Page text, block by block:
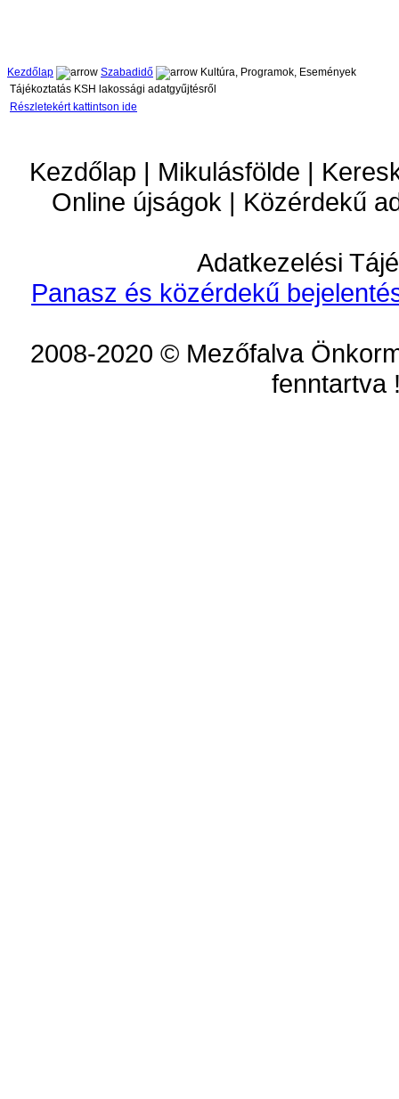
Kezdőlap Szabadidő
Kultúra, Programok, Események
Tájékoztatás KSH lakossági adatgyűjtésről
Részletekért kattintson ide
Kezdőlap | Mikulásfölde |
Online újságok | Közérdekű
Adatkezelési
Panasz és közérdekű
2008-2020 © Mezőfalva
fenntartva